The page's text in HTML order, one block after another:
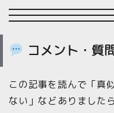
コメント・質
この記事を読んで「真
ない」などありました